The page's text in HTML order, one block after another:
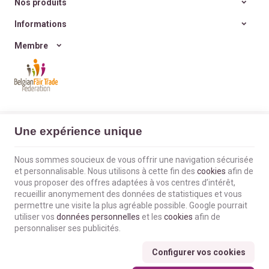
Nos produits
Informations
Membre
L'Envol du Colibri | N° d'entreprise : BE0660802404 |
Contact |Conditions générales
© Copyright 2023-2026 -E-net Business, accélérateur d'e-commerce pour
commerçants, indépendants & PME
Une expérience unique
Nous sommes soucieux de vous offrir une navigation sécurisée
et personnalisable. Nous utilisons à cette fin des cookies afin de
vous proposer des offres adaptées à vos centres d’intérêt,
recueillir anonymement des données de statistiques et vous
permettre une visite la plus agréable possible. Google pourrait
utiliser vos données personnelles et les cookies afin de
personnaliser ses publicités.
Configurer vos cookies